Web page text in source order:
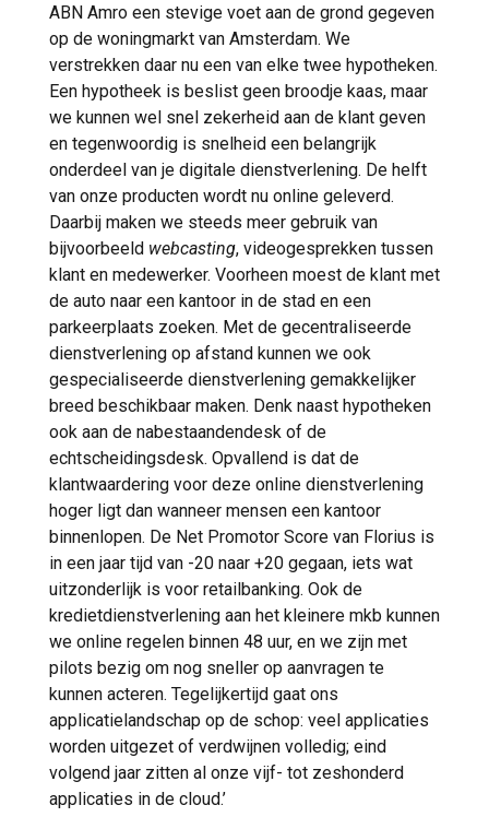
ABN Amro een stevige voet aan de grond gegeven
op de woningmarkt van Amsterdam. We
verstrekken daar nu een van elke twee hypotheken.
Een hypotheek is beslist geen broodje kaas, maar
we kunnen wel snel zekerheid aan de klant geven
en tegenwoordig is snelheid een belangrijk
onderdeel van je digitale dienstverlening. De helft
van onze producten wordt nu online geleverd.
Daarbij maken we steeds meer gebruik van
bijvoorbeeld webcasting, videogesprekken tussen
klant en medewerker. Voorheen moest de klant met
de auto naar een kantoor in de stad en een
parkeerplaats zoeken. Met de gecentraliseerde
dienstverlening op afstand kunnen we ook
gespecialiseerde dienstverlening gemakkelijker
breed beschikbaar maken. Denk naast hypotheken
ook aan de nabestaandendesk of de
echtscheidingsdesk. Opvallend is dat de
klantwaardering voor deze online dienstverlening
hoger ligt dan wanneer mensen een kantoor
binnenlopen. De Net Promotor Score van Florius is
in een jaar tijd van -20 naar +20 gegaan, iets wat
uitzonderlijk is voor retailbanking. Ook de
kredietdienstverlening aan het kleinere mkb kunnen
we online regelen binnen 48 uur, en we zijn met
pilots bezig om nog sneller op aanvragen te
kunnen acteren. Tegelijkertijd gaat ons
applicatielandschap op de schop: veel applicaties
worden uitgezet of verdwijnen volledig; eind
volgend jaar zitten al onze vijf- tot zeshonderd
applicaties in de cloud.’